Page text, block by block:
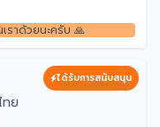
เลือดแดง ป้องกันภาวะ
วามแข็งแรง ขยายหลอด
ขับถ่าย ป้องกันท้องผูก
เติมสอบถามได้ทางแชท
ราด้วยนะครับ 🙏
ได้รับการสนับสนุน
ทย